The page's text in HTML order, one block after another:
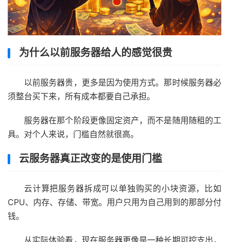
为什么以前服务器给人的感觉很贵
以前服务器贵，更多是因为使用方式。那时候服务器必
须整台买下来，所有成本都要自己承担。
服务器在那个阶段更像固定资产，而不是随用随租的工
具。对个人来说，门槛自然就很高。
云服务器真正改变的是使用门槛
云计算把服务器拆成可以单独购买的小块资源，比如
CPU、内存、存储、带宽。用户只用为自己用到的那部分付
钱。
从实际体验看，现在服务器更像是一种长期可控支出，